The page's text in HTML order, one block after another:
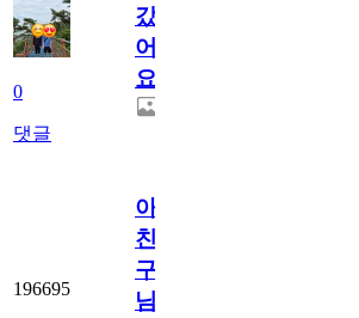
0
댓글
갔
어
요.
196695
아.
친
구
님